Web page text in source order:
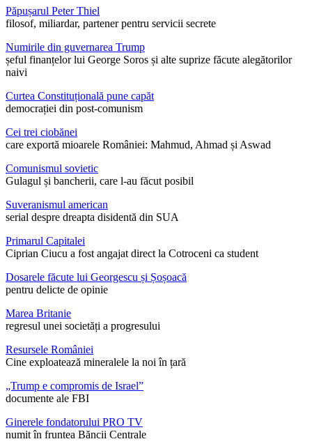
Păpușarul Peter Thiel
filosof, miliardar, partener pentru servicii secrete
Numirile din guvernarea Trump
șeful finanțelor lui George Soros și alte suprize făcute alegătorilor
naivi
Curtea Constituțională pune capăt
democrației din post-comunism
Cei trei ciobănei
care exportă mioarele României: Mahmud, Ahmad și Aswad
Comunismul sovietic
Gulagul și bancherii, care l-au făcut posibil
Suveranismul american
serial despre dreapta disidentă din SUA
Primarul Capitalei
Ciprian Ciucu a fost angajat direct la Cotroceni ca student
Dosarele făcute lui Georgescu și Șoșoacă
pentru delicte de opinie
Marea Britanie
regresul unei societăți a progresului
Resursele României
Cine exploatează mineralele la noi în țară
„Trump e compromis de Israel”
documente ale FBI
Ginerele fondatorului PRO TV
numit în fruntea Băncii Centrale